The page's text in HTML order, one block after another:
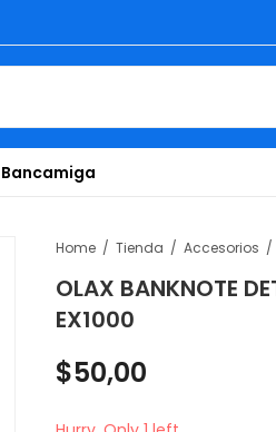
Bancamiga
Home Tienda Accesorios
OLAX BANKNOTE
EX1000
$50,00